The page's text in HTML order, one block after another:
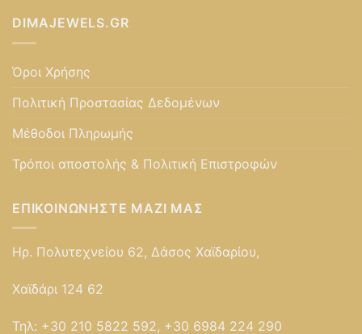
DIMAJEWELS.GR
Όροι Χρήσης
Πολιτική Προστασίας Δεδομένων
Μέθοδοι Πληρωμής
Τρόποι αποστολής & Πολιτική Επιστροφών
ΕΠΙΚΟΙΝΩΝΉΣΤΕ ΜΑΖΊ ΜΑΣ
Ηρ. Πολυτεχνείου 62, Δάσος Χαϊδαρίου,
Χαϊδάρι 124 62
Τηλ: +30 210 5822 592, +30 6984 224 290